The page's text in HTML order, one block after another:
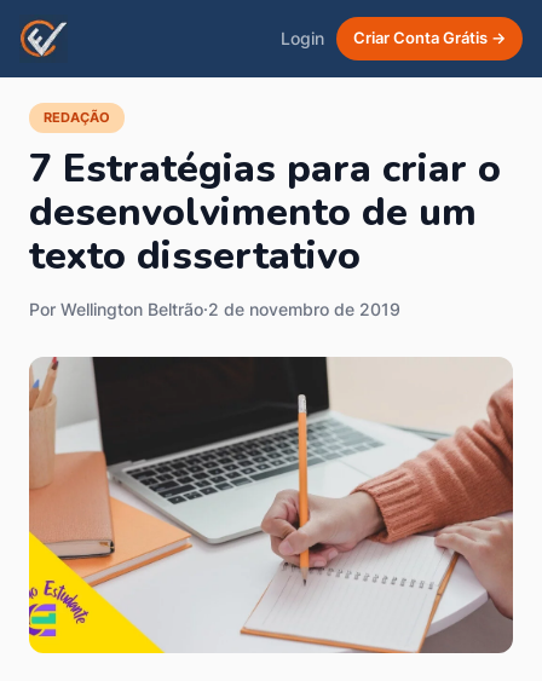
Login Criar Conta Grátis →
REDAÇÃO
7 Estratégias para criar o
desenvolvimento de um
texto dissertativo
Por Wellington Beltrão·2 de novembro de 2019